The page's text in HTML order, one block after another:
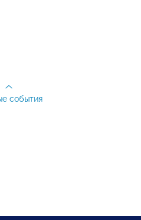
события